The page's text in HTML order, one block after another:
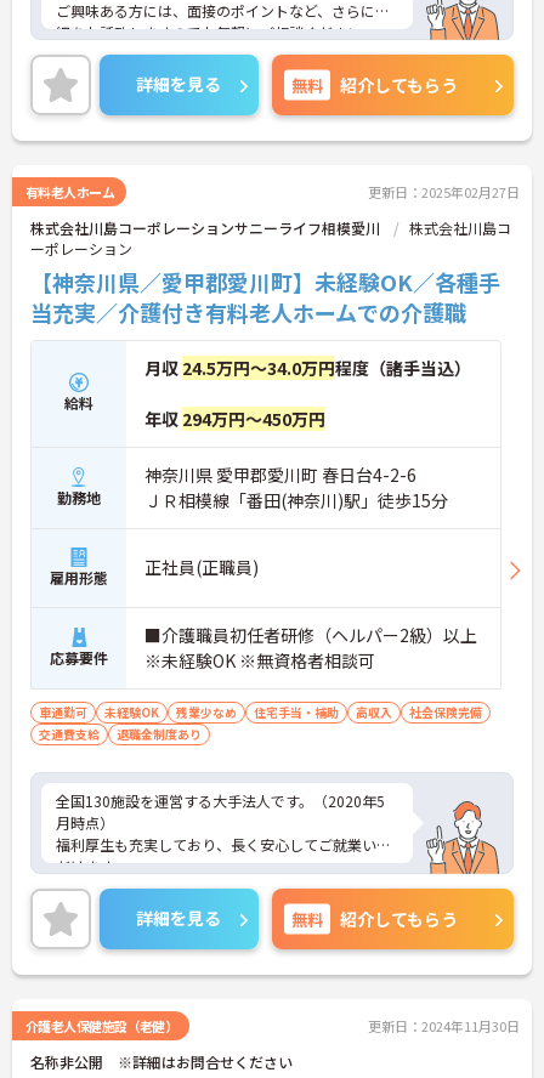
ご興味ある方には、面接のポイントなど、さらに詳
細をお話致しますのでお気軽にご相談ください。
詳細を見る 無料 紹介してもらう
有料老人ホーム 更新日：2025年02月27日
株式会社川島コーポレーションサニーライフ相模愛川
株式会社川島コ
ーポレーション
【神奈川県／愛甲郡愛川町】未経験OK／各種手
当充実／介護付き有料老人ホームでの介護職
給料
月収 24.5万円～34.0万円程度（諸手当込）
年収 294万円～450万円
勤務地
神奈川県 愛甲郡愛川町 春日台4-2-6
ＪＲ相模線「番田(神奈川)駅」徒歩15分
雇用形態 正社員(正職員)
応募要件
■介護職員初任者研修（ヘルパー2級）以上
※未経験OK ※無資格者相談可
車通勤可 未経験OK 残業少なめ 住宅手当・補助 高収入
社会保険完備
交通費支給
退職金制度あり
全国130施設を運営する大手法人です。（2020年5
月時点）
福利厚生も充実しており、長く安心してご就業いた
だけます。
ご興味ある方には、面接対策ポイントなど、さらに
詳細をお話しいたしますのでお気軽にご相談くださ
い！
詳細を見る 無料 紹介してもらう
介護老人保健施設（老健） 更新日：2024年11月30日
名称非公開 ※詳細はお問合せください